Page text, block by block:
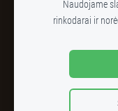
Naudojame
rinkodarai ir